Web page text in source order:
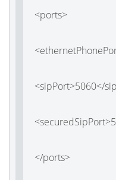
<ports>
<sipPort>5060</
</ports>